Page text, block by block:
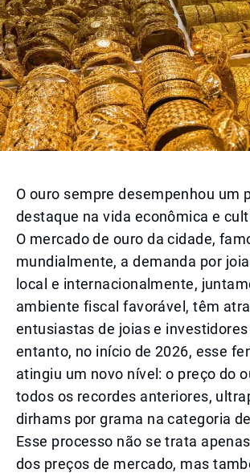
O ouro sempre desempenhou um
destaque na vida econômica e
O mercado de ouro da cidade,
mundialmente, a demanda por
local e internacionalmente,
ambiente fiscal favorável, têm
entusiastas de joias e
entanto, no início de 2026, esse
atingiu um novo nível: o preço do
todos os recordes anteriores,
dirhams por grama na categoria
Esse processo não se trata
dos preços de mercado, mas